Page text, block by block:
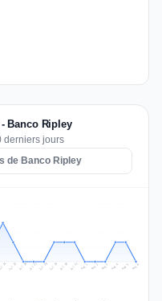
Banco Ripley
derniers jours
de Banco Ripley
24 Jul 25 Jul 26 Jul 27 Jul 28 Jul 29 Jul 30 Jul 31 Aug 1 Aug 2 Aug 3 Aug 4 Aug 5 Aug 6